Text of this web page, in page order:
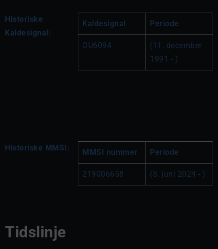
Historiske
Kaldesignal:
Kaldesignal Periode
OU6094
(11. december
1991 - )
Historiske MMSI: MMSI nummer Periode
219006658 (3. juni 2024 - )
Tidslinje